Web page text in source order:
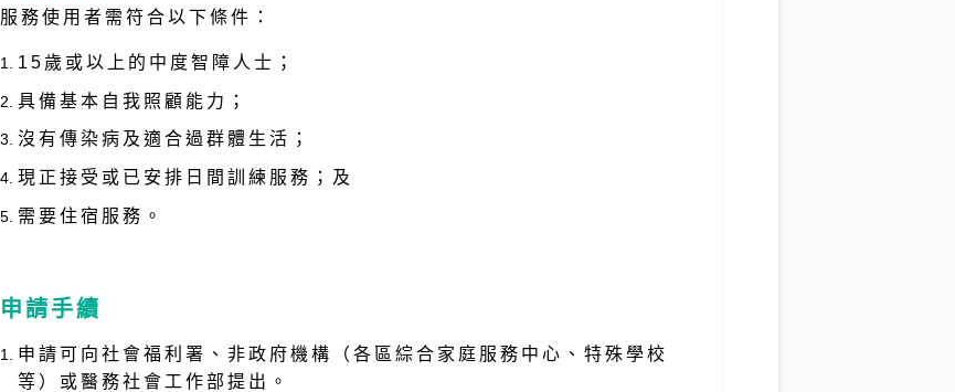
服務使用者需符合以下條件：
15歲或以上的中度智障人士；
具備基本自我照顧能力；
沒有傳染病及適合過群體生活；
現正接受或已安排日間訓練服務；及
需要住宿服務。
申請手續
申請可向社會福利署、非政府機構（各區綜合家庭服務中心、特殊學校
等）或醫務社會工作部提出。